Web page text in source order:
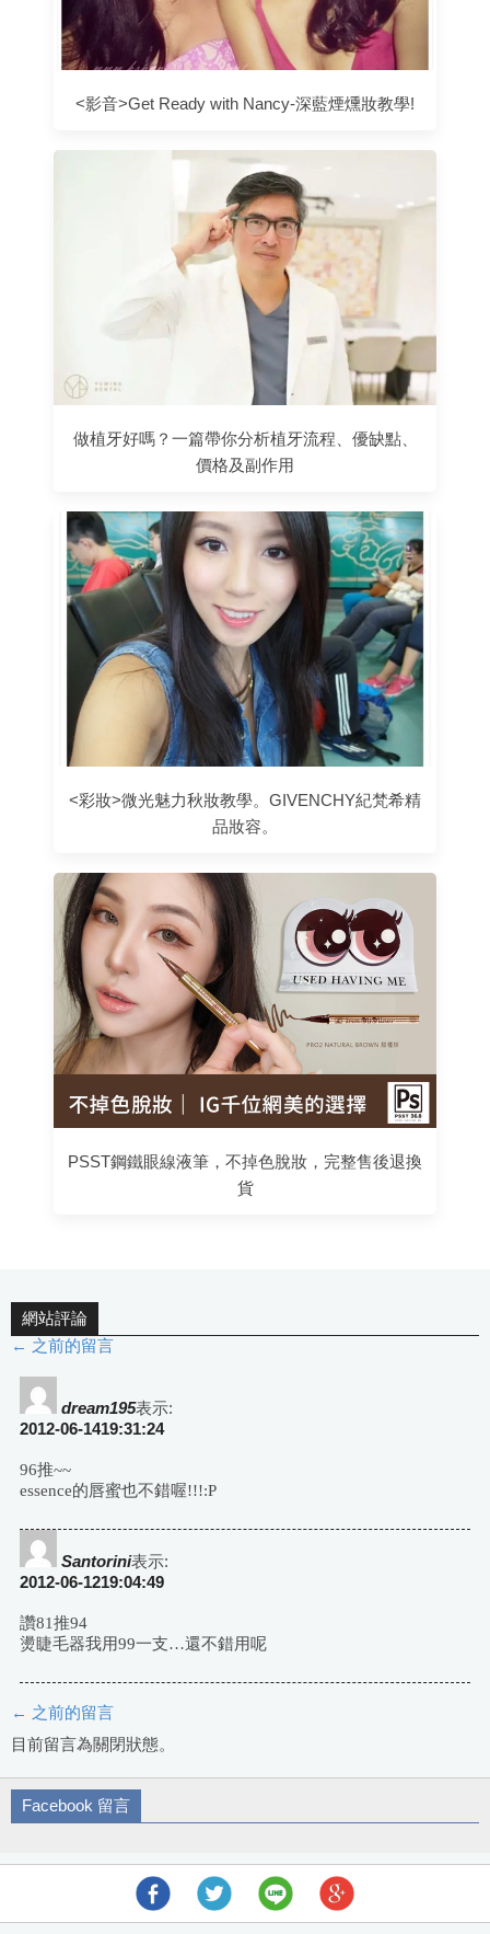
<影音>Get Ready with Nancy-深藍煙燻妝教學!
做植牙好嗎？一篇帶你分析植牙流程、優缺點、
價格及副作用
<彩妝>微光魅力秋妝教學。GIVENCHY紀梵希精
品妝容。
PSST鋼鐵眼線液筆，不掉色脫妝，完整售後退換
貨
網站評論
評
論
導
← 之前的留言
dream195表示:
2012-06-1419:31:24
96推~~
essence的唇蜜也不錯喔!!!:P
Santorini表示:
2012-06-1219:04:49
讚81推94
燙睫毛器我用99一支…還不錯用呢
評
論
導
← 之前的留言
目前留言為關閉狀態。
Facebook 留言